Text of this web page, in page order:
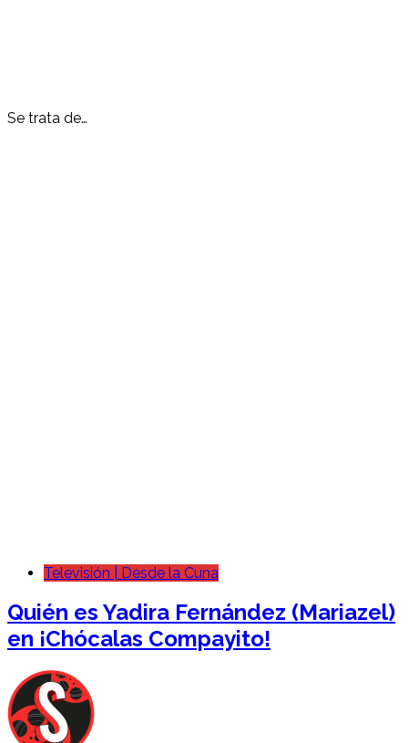
Se trata de…
Televisión | Desde la Cuna
Quién es Yadira Fernández (Mariazel)
en ¡Chócalas Compayito!